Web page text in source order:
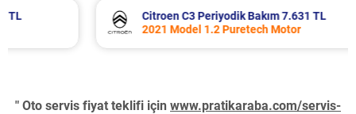
Citroen C3 Periyodik Bakım 7.631 TL
2021 Model 1.2 Puretech Motor
" Oto servis fiyat teklifi için www.pratikaraba.com/servis-